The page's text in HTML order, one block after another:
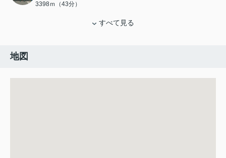
3398ｍ（43分）
すべて見る
地図